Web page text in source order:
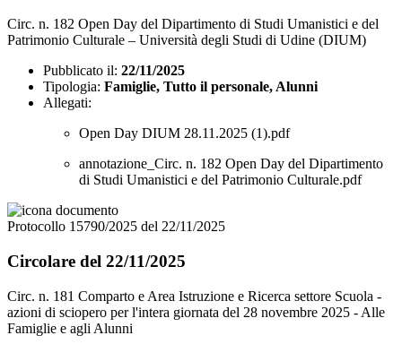
Circ. n. 182 Open Day del Dipartimento di Studi Umanistici e del
Patrimonio Culturale – Università degli Studi di Udine (DIUM)
Pubblicato il: 22/11/2025
Tipologia: Famiglie, Tutto il personale, Alunni
Allegati:
Open Day DIUM 28.11.2025 (1).pdf
annotazione_Circ. n. 182 Open Day del Dipartimento
di Studi Umanistici e del Patrimonio Culturale.pdf
Protocollo 15790/2025 del 22/11/2025
Circolare del 22/11/2025
Circ. n. 181 Comparto e Area Istruzione e Ricerca settore Scuola -
azioni di sciopero per l'intera giornata del 28 novembre 2025 - Alle
Famiglie e agli Alunni